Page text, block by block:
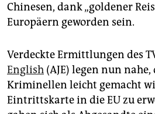
Chinesen, dank „goldener
Europäern geworden sein.
Verdeckte Ermittlungen des
English (AJE) legen nun nahe,
Kriminellen leicht gemacht
Eintrittskarte in die EU zu